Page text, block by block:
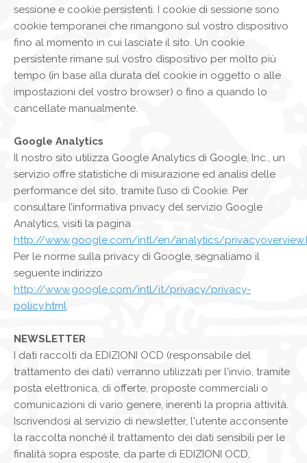
sessione e cookie persistenti. I cookie di sessione sono
cookie temporanei che rimangono sul vostro dispositivo
fino al momento in cui lasciate il sito. Un cookie
persistente rimane sul vostro dispositivo per molto più
tempo (in base alla durata del cookie in oggetto o alle
impostazioni del vostro browser) o fino a quando lo
cancellate manualmente.
Google Analytics
Il nostro sito utilizza Google Analytics di Google, Inc., un
servizio offre statistiche di misurazione ed analisi delle
performance del sito, tramite l’uso di Cookie. Per
consultare l’informativa privacy del servizio Google
Analytics, visiti la pagina
http://www.google.com/intl/en/analytics/
Per le norme sulla privacy di Google, segnaliamo il
seguente indirizzo
http://www.google.com/intl/it/privacy/privacy-
policy.html
NEWSLETTER
I dati raccolti da EDIZIONI OCD (responsabile del
trattamento dei dati) verranno utilizzati per l'invio, tramite
posta elettronica, di offerte, proposte commerciali o
comunicazioni di vario genere, inerenti la propria attività.
Iscrivendosi al servizio di newsletter, l'utente acconsente
la raccolta nonché il trattamento dei dati sensibili per le
finalità sopra esposte, da parte di EDIZIONI OCD,